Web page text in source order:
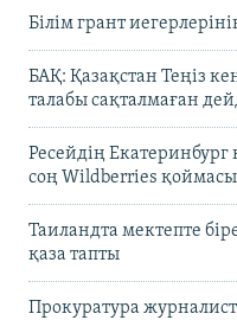
Білім грант
БАҚ: Қазақстан Теңіз
талабы сақталмаған
Ресейдің
соң Wildberries қоймасы
Таиландта мектепте
қаза тапты
Прокуратура